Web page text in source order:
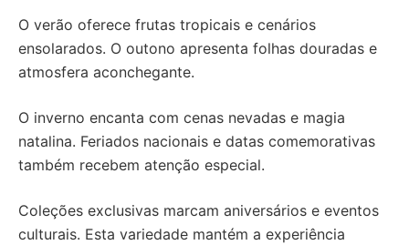
O verão oferece frutas tropicais e cenários
ensolarados. O outono apresenta folhas douradas e
atmosfera aconchegante.
O inverno encanta com cenas nevadas e magia
natalina. Feriados nacionais e datas comemorativas
também recebem atenção especial.
Coleções exclusivas marcam aniversários e eventos
culturais. Esta variedade mantém a experiência